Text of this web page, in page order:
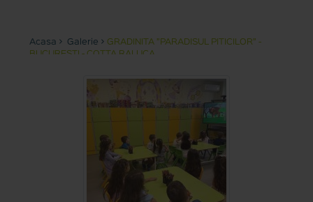
Acasa > Galerie > GRADINITA ”PARADISUL PITICILOR” -
BUCUREŞTI - COTTA RALUCA